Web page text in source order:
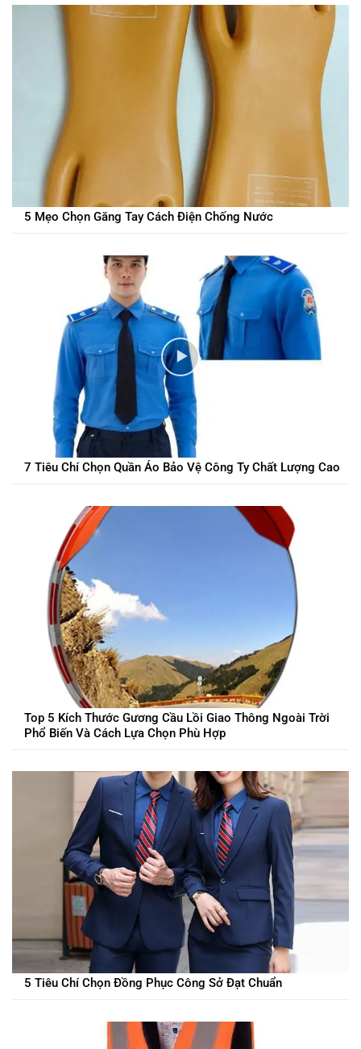
5 Mẹo Chọn Găng Tay Cách Điện Chống Nước
7 Tiêu Chí Chọn Quần Áo Bảo Vệ Công Ty Chất Lượng Cao
Top 5 Kích Thước Gương Cầu Lồi Giao Thông Ngoài Trời
Phổ Biến Và Cách Lựa Chọn Phù Hợp
5 Tiêu Chí Chọn Đồng Phục Công Sở Đạt Chuẩn